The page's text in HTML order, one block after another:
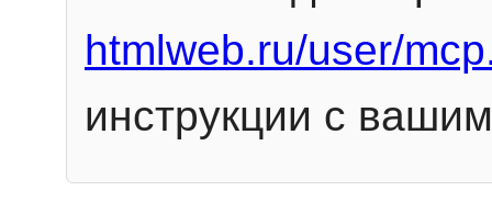
htmlweb.ru/user/
инструкции с